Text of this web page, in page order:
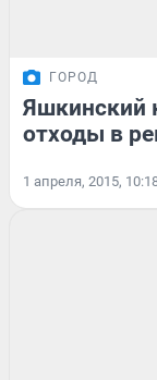
ГОРОД
Яшкинский
отходы в
1 апреля, 2015,